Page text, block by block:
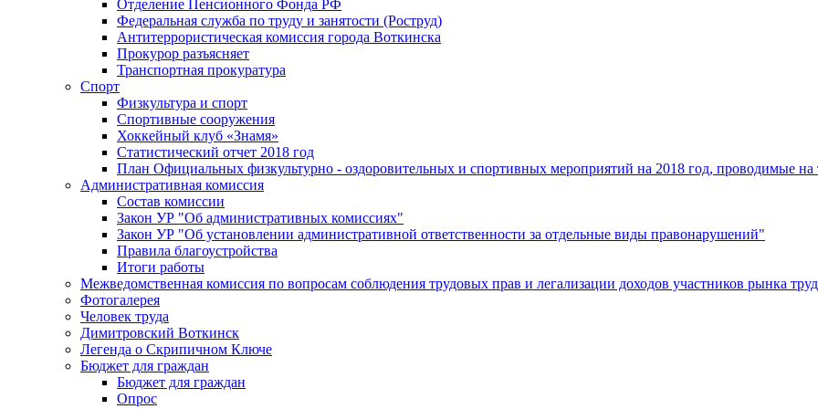
Отделение Пенсионного Фонда РФ
Федеральная служба по труду и занятости (Роструд)
Антитеррористическая комиссия города Воткинска
Прокурор разъясняет
Транспортная прокуратура
Спорт
Физкультура и спорт
Спортивные сооружения
Хоккейный клуб «Знамя»
Статистический отчет 2018 год
План Официальных физкультурно - оздоровительных и спортивных мероприятий на 2018 год, проводимые
Административная комиссия
Состав комиссии
Закон УР "Об административных комиссиях"
Закон УР "Об установлении административной ответственности за отдельные виды правонарушений"
Правила благоустройства
Итоги работы
Межведомственная комиссия по вопросам соблюдения трудовых прав и легализации доходов участников рынка
Фотогалерея
Человек труда
Димитровский Воткинск
Легенда о Скрипичном Ключе
Бюджет для граждан
Бюджет для граждан
Опрос